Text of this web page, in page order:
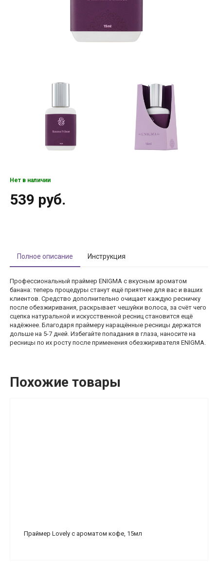
Нет в наличии
539 руб.
Полное описание Инструкция
Профессиональный праймер ENIGMA с вкусным ароматом
банана: теперь процедуры станут ещё приятнее для вас и ваших
клиентов. Средство дополнительно очищает каждую ресничку
после обезжиривания, раскрывает чешуйки волоса, за счёт чего
сцепка натуральной и искусственной ресниц становится ещё
надёжнее. Благодаря праймеру наращённые ресницы держатся
дольше на 5-7 дней. Избегайте попадания в глаза, наносите на
ресницы по их росту после применения обезжиривателя ENIGMA.
Похожие товары
Праймер Lovely с ароматом кофе, 15мл